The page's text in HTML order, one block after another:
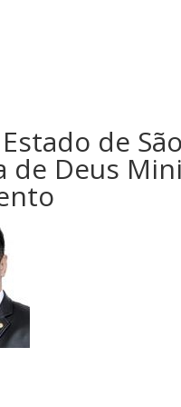
de
de Deus